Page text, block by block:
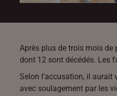
Après plus de trois mois de
dont 12 sont décédés. Les
Selon l’accusation, il
avec soulagement par les